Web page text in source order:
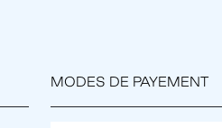
MODES DE PAYEMENT